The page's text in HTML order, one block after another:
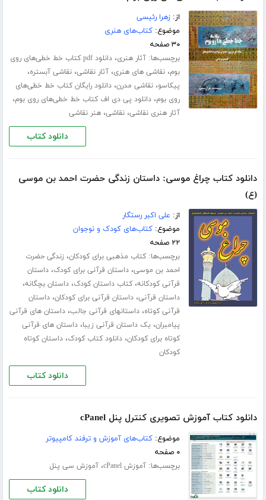
از:زهرا رئیسی
موضوع:کتاب‌های هنری
۳۰ صفحه
برچسب‌ها:آثار هنری،
دانلود pdf کتاب خط خطی‌های روی
بوم،نقاشی های هنری،آثار نقاشی،نقاشی آبستره،
پیکاسو،نقاشی مدرن،دانلود رایگان کتاب خط خطی‌های
روی بوم،دانلود پی دی اف کتاب خط خطی‌های روی بوم،
آثار هنری نقاشی،نقاشی،هنر نقاشی
دانلود کتاب
دانلود کتاب چراغ موسی: داستان زندگی حضرت احمد بن موسی
(ع)
از: علی اکبر رستگار
موضوع:کتاب‌های کودک و نوجوان
۲۲ صفحه
برچسب‌ها:کتاب مذهبی برای کودکان، زندگی حضرت
احمد بن موسی،داستان قرآنی برای کودک،داستان
قرآنی کودکانه،کتاب داستان کودک،داستان بچگانه،
داستان قرآنی،داستان قرآنی برای کودکان،داستان
قرآنی کوتاه،داستانهای قرآنی جالب،داستان های قرآنی
پیامبران، یک داستان قرآنی زیبا،داستان های قرآنی
کوتاه برای کودکان،دانلود کتاب کودک،داستان کوتاه
کودکان
دانلود کتاب
دانلود کتاب آموزش تصویری کنترل پنل cPanel
موضوع:کتاب‌های آموزش و ترفند کامپیوتر
۰ صفحه
برچسب‌ها:آموزش cPanel ،آموزش سی پنل
دانلود کتاب